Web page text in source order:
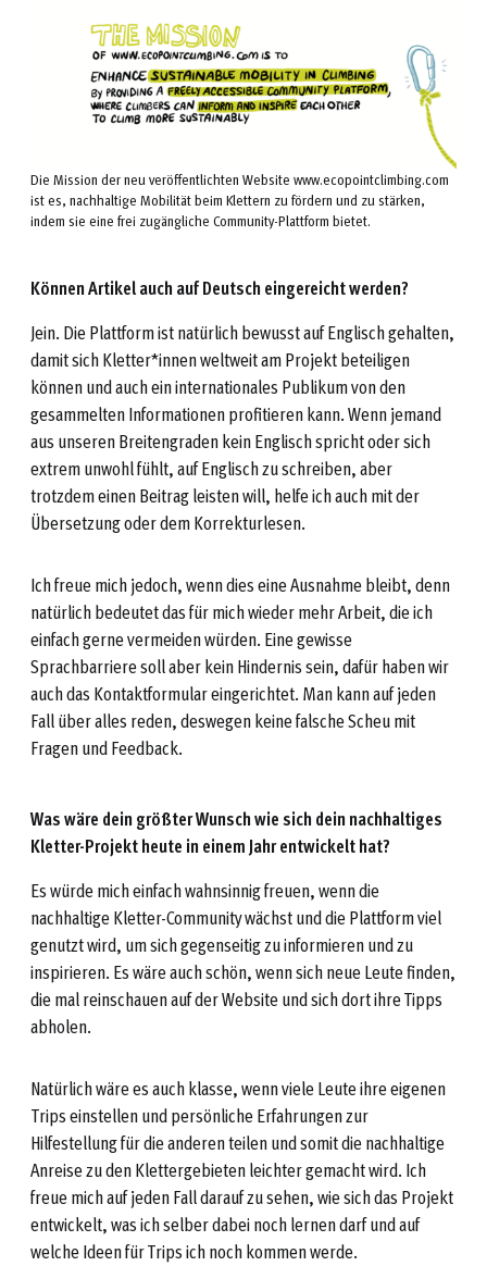
Die Mission der neu veröffentlichten Website www.ecopointclimbing.com
ist es, nachhaltige Mobilität beim Klettern zu fördern und zu stärken,
indem sie eine frei zugängliche Community-Plattform bietet.
Können Artikel auch auf Deutsch eingereicht werden?
Jein. Die Plattform ist natürlich bewusst auf Englisch gehalten,
damit sich Kletter*innen weltweit am Projekt beteiligen
können und auch ein internationales Publikum von den
gesammelten Informationen profitieren kann. Wenn jemand
aus unseren Breitengraden kein Englisch spricht oder sich
extrem unwohl fühlt, auf Englisch zu schreiben, aber
trotzdem einen Beitrag leisten will, helfe ich auch mit der
Übersetzung oder dem Korrekturlesen.
Ich freue mich jedoch, wenn dies eine Ausnahme bleibt, denn
natürlich bedeutet das für mich wieder mehr Arbeit, die ich
einfach gerne vermeiden würden. Eine gewisse
Sprachbarriere soll aber kein Hindernis sein, dafür haben wir
auch das Kontaktformular eingerichtet. Man kann auf jeden
Fall über alles reden, deswegen keine falsche Scheu mit
Fragen und Feedback.
Was wäre dein größter Wunsch wie sich dein nachhaltiges
Kletter-Projekt heute in einem Jahr entwickelt hat?
Es würde mich einfach wahnsinnig freuen, wenn die
nachhaltige Kletter-Community wächst und die Plattform viel
genutzt wird, um sich gegenseitig zu informieren und zu
inspirieren. Es wäre auch schön, wenn sich neue Leute finden,
die mal reinschauen auf der Website und sich dort ihre Tipps
abholen.
Natürlich wäre es auch klasse, wenn viele Leute ihre eigenen
Trips einstellen und persönliche Erfahrungen zur
Hilfestellung für die anderen teilen und somit die nachhaltige
Anreise zu den Klettergebieten leichter gemacht wird. Ich
freue mich auf jeden Fall darauf zu sehen, wie sich das Projekt
entwickelt, was ich selber dabei noch lernen darf und auf
welche Ideen für Trips ich noch kommen werde.